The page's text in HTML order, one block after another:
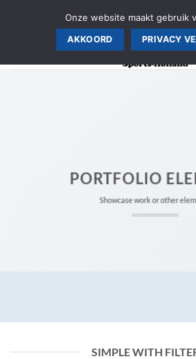
PORTFOLIO
Showcase work or other
SIMPLE WITH
Onze website maakt gebruik
AKKOORD PRIVACY